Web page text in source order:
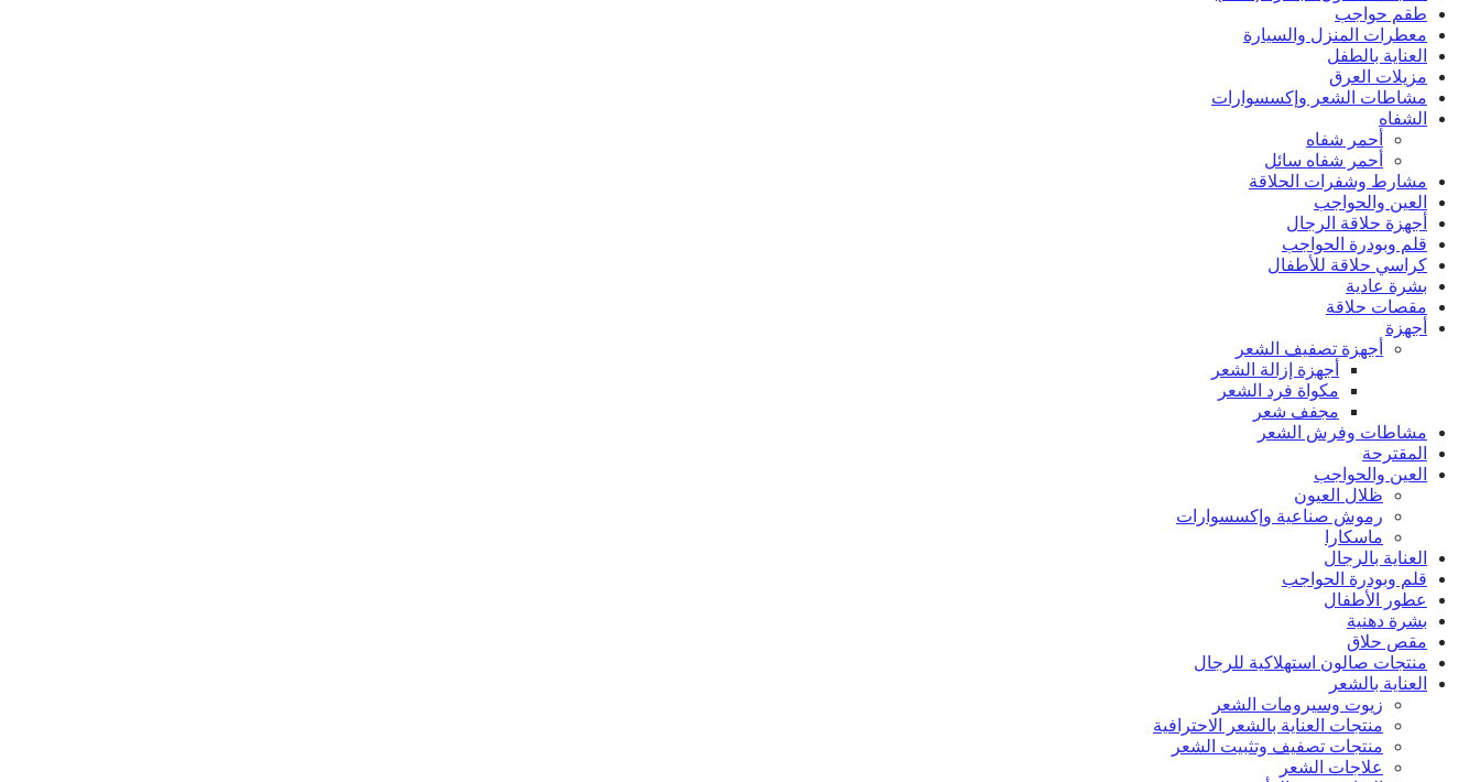
طقم حواجب
معطرات المنزل والسيارة
العناية بالطفل
مزيلات العرق
مشاطات الشعر وإكسسوارات
الشفاه
أحمر شفاه
أحمر شفاه سائل
مشارط وشفرات الحلاقة
العين والحواجب
أجهزة حلاقة الرجال
قلم وبودرة الحواجب
كراسي حلاقة للأطفال
بشرة عادية
مقصات حلاقة
أجهزة
أجهزة تصفيف الشعر
أجهزة إزالة الشعر
مكواة فرد الشعر
مجفف شعر
مشاطات وفرش الشعر
المقترحة
العين والحواجب
ظلال العيون
رموش صناعية وإكسسوارات
ماسكارا
العناية بالرجال
قلم وبودرة الحواجب
عطور الأطفال
بشرة دهنية
مقص حلاق
منتجات صالون استهلاكية للرجال
العناية بالشعر
زيوت وسيرومات الشعر
منتجات العناية بالشعر الاحترافية
منتجات تصفيف وتثبيت الشعر
علاجات الشعر